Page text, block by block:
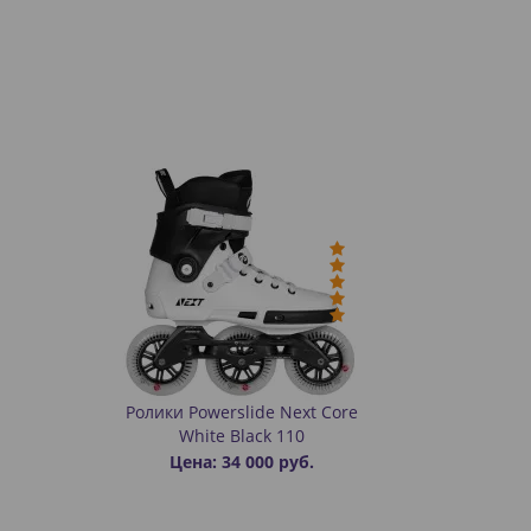
Ролики Powerslide Next Core
White Black 110
Цена: 34 000 руб.